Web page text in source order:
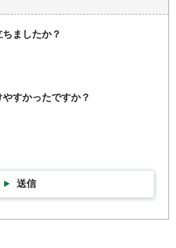
ましたか？
すかったですか？
送信